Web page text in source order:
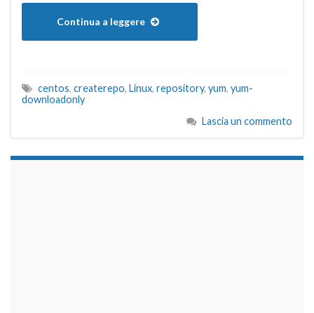
Continua a leggere
centos, createrepo, Linux, repository, yum, yum-
downloadonly
Lascia un commento